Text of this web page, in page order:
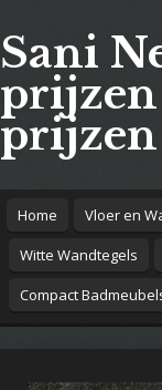
Sani
prijzen
Home Vloer en
Witte Wandtegels
Compact